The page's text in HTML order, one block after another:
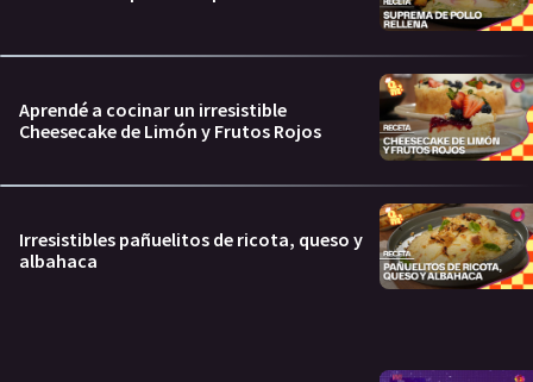
Aprendé a cocinar un irresistible
Cheesecake de Limón y Frutos Rojos
Irresistibles pañuelitos de ricota, queso y
albahaca